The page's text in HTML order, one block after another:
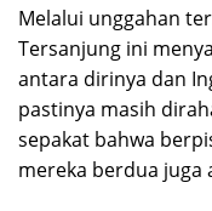
Melalui unggahan
Tersanjung ini
antara dirinya dan
pastinya masih
sepakat bahwa
mereka berdua juga